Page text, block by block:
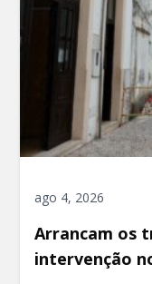
ago 4, 2026
Arrancam os
intervenção